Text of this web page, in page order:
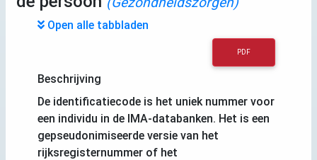
Open alle tabbladen
PDF
Beschrijving
De identificatiecode is het uniek nummer voor
een individu in de IMA-databanken. Het is een
gepseudonimiseerde versie van het
rijksregisternummer of het